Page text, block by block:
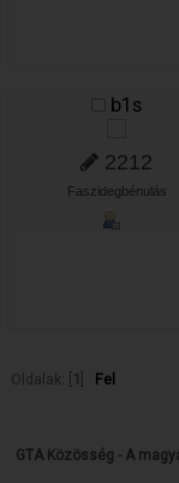
b1s
2212
Faszidegbénulás
Oldalak: [ 1 Fel
GTA Közösség - A